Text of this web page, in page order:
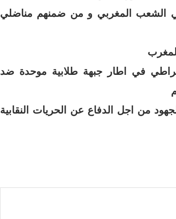
الشعب المغربي و من ضمنهم مناضلي
في اطار جبهة طلابية موحدة ضد
من اجل الدفاع عن الحريات النقابية